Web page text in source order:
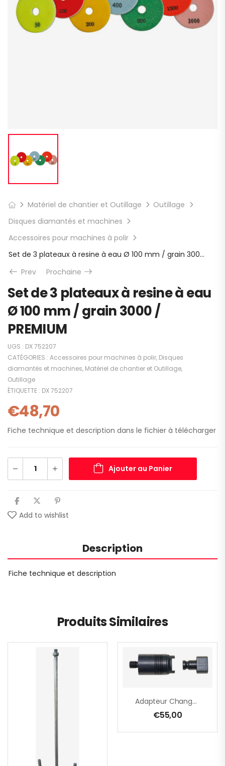
Matériel de chantier et Outillage
Outillage
Disques diamantés et machines
Accessoires pour machines à polir
Set de 3 plateaux à resine à eau Ø 100 mm / grain 3000 / PREMIUM
Prev
Prochaine
Set de 3 plateaux à resine à eau
Ø 100 mm / grain 3000 /
PREMIUM
UGS : DX 752207
CATÉGORIES : Accessoires pour machines à polir, Disques
diamantés et machines, Matériel de chantier et Outillage,
Outillage
ÉTIQUETTE : DX 752207
€48,70
Fiche technique et description dans le fichier à télécharger
Ajouter au Panier
Add to wishlist
Description
Fiche technique et description
Produits Similaires
Adapteur Changemant Rapide M 14, Intérieur, Malaxeur
€55,00